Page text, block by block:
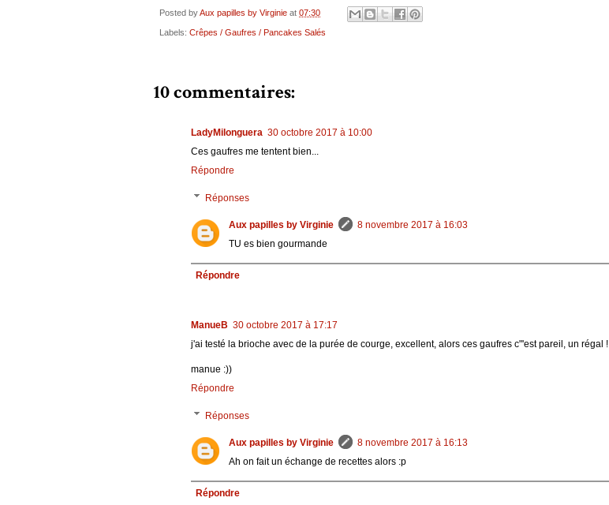
Posted byAux papilles by Virginie at 07:30
Labels: Crêpes / Gaufres / Pancakes Salés
10 commentaires:
LadyMilonguera 30 octobre 2017 à 10:00
Ces gaufres me tentent bien...
Répondre
Réponses
Aux papilles by Virginie
8 novembre 2017 à 16:03
TU es bien gourmande
Répondre
ManueB 30 octobre 2017 à 17:17
j'ai testé la brioche avec de la purée de courge, excellent, alors ces gaufres c"'est pareil, un régal !
manue :))
Répondre
Réponses
Aux papilles by Virginie
8 novembre 2017 à 16:13
Ah on fait un échange de recettes alors :p
Répondre